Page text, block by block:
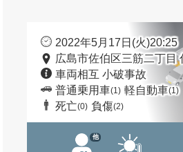
2022年5月17日(火)20:25
広島市佐伯区三筋二丁目
車両相互 小破事故
普通乗用車(1) 軽自動車(1)
死亡(0) 負傷(2)
他